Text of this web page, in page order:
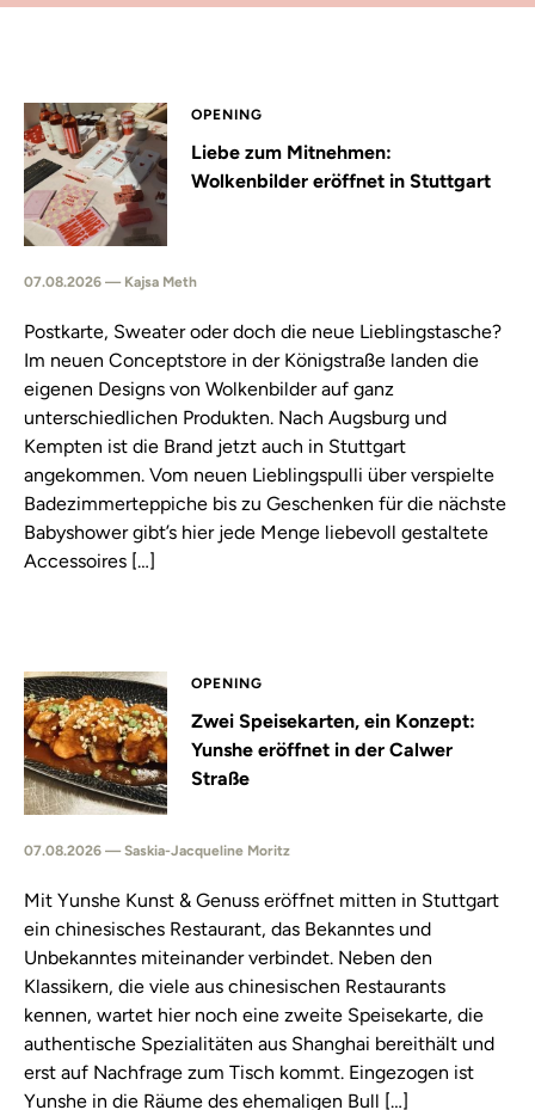
OPENING
Liebe zum Mitnehmen:
Wolkenbilder eröffnet in Stuttgart
07.08.2026 — Kajsa Meth
Postkarte, Sweater oder doch die neue Lieblingstasche?
Im neuen Conceptstore in der Königstraße landen die
eigenen Designs von Wolkenbilder auf ganz
unterschiedlichen Produkten. Nach Augsburg und
Kempten ist die Brand jetzt auch in Stuttgart
angekommen. Vom neuen Lieblingspulli über verspielte
Badezimmerteppiche bis zu Geschenken für die nächste
Babyshower gibt’s hier jede Menge liebevoll gestaltete
Accessoires […]
OPENING
Zwei Speisekarten, ein Konzept:
Yunshe eröffnet in der Calwer
Straße
07.08.2026 — Saskia-Jacqueline Moritz
Mit Yunshe Kunst & Genuss eröffnet mitten in Stuttgart
ein chinesisches Restaurant, das Bekanntes und
Unbekanntes miteinander verbindet. Neben den
Klassikern, die viele aus chinesischen Restaurants
kennen, wartet hier noch eine zweite Speisekarte, die
authentische Spezialitäten aus Shanghai bereithält und
erst auf Nachfrage zum Tisch kommt. Eingezogen ist
Yunshe in die Räume des ehemaligen Bull […]